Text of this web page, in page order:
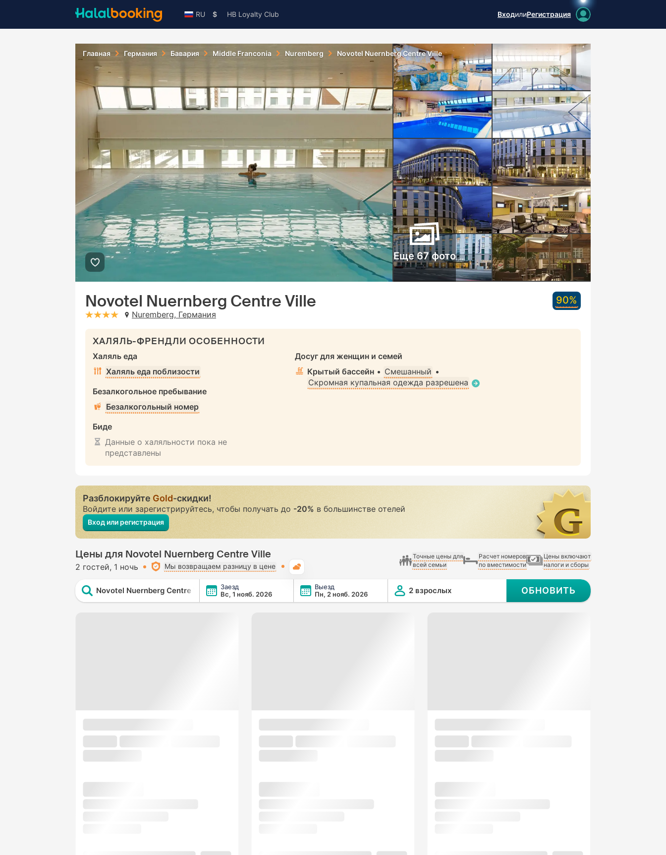
RU $ HB Loyalty Club ВходилиРегистрация
Главная Германия Бавария Middle Franconia Nuremberg Novotel Nuernberg Centre Ville
Еще 67 фото
Novotel Nuernberg Centre Ville
stars: 4Nuremberg, Германия
90%
ХАЛЯЛЬ-ФРЕНДЛИ ОСОБЕННОСТИ
Халяль еда
Халяль еда поблизости
Безалкогольное пребывание
Безалкогольный номер
Биде
Данные о халяльности пока не
представлены
Досуг для женщин и семей
Крытый бассейн • Смешанный •
Скромная купальная одежда разрешена
Разблокируйте Gold-скидки!
Войдите или зарегистрируйтесь, чтобы получать до-20%в большинстве отелей
Вход или регистрация
Цены для Novotel Nuernberg Centre Ville
2 гостей 1 ночь Мы возвращаем разницу в цене
Точные цены для
всей семьи
Расчет номеров
по вместимости
Цены включают
налоги и сборы
Novotel Nuernberg Centre Ville
Заезд
Вс, 1 нояб. 2026
Выезд
Пн, 2 нояб. 2026
2 взрослых ОБНОВИТЬ